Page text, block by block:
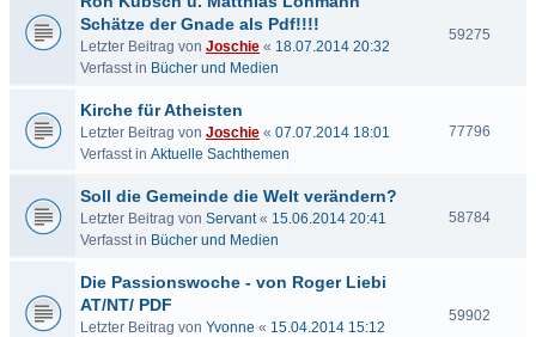
Schätze der Gnade als Pdf!!!!
Letzter Beitrag von Joschie « 18.07.2014 20:32
Verfasst in Bücher und Medien
59275
Kirche für Atheisten
Letzter Beitrag von Joschie « 07.07.2014 18:01
Verfasst in Aktuelle Sachthemen
77796
Soll die Gemeinde die Welt verändern?
Letzter Beitrag von Servant« 15.06.2014 20:41
Verfasst in Bücher und Medien
58784
Die Passionswoche - von Roger Liebi
AT/NT/ PDF
Letzter Beitrag von Yvonne « 15.04.2014 15:12
59902